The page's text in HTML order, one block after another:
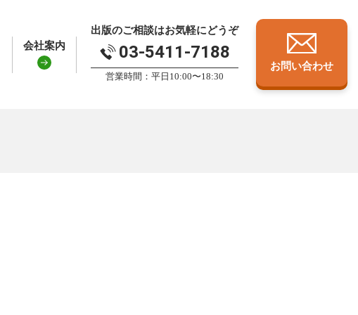
会社案内
出版のご相談はお気軽にどうぞ
03-5411-7188
営業時間：平日10:00〜18:30
お問い合わせ